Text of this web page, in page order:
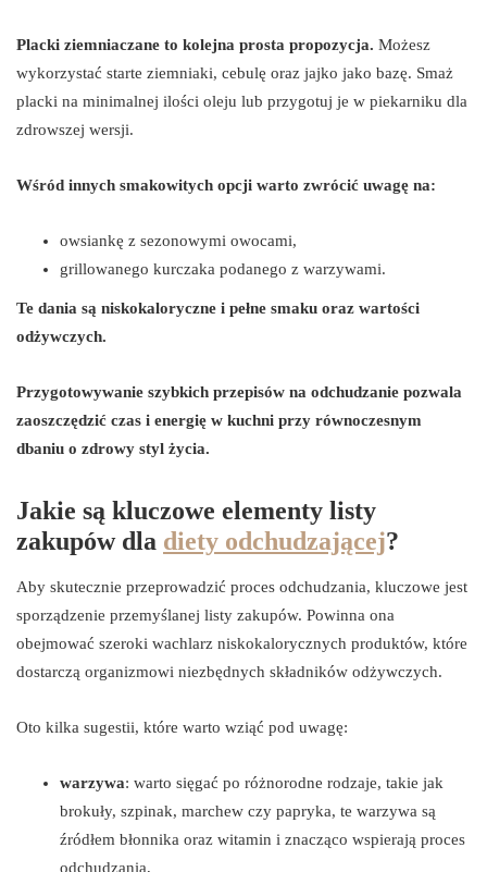
Placki ziemniaczane to kolejna prosta propozycja. Możesz
wykorzystać starte ziemniaki, cebulę oraz jajko jako bazę. Smaż
placki na minimalnej ilości oleju lub przygotuj je w piekarniku dla
zdrowszej wersji.
Wśród innych smakowitych opcji warto zwrócić uwagę na:
owsiankę z sezonowymi owocami,
grillowanego kurczaka podanego z warzywami.
Te dania są niskokaloryczne i pełne smaku oraz wartości
odżywczych.
Przygotowywanie szybkich przepisów na odchudzanie pozwala
zaoszczędzić czas i energię w kuchni przy równoczesnym
dbaniu o zdrowy styl życia.
Jakie są kluczowe elementy listy
zakupów dla diety odchudzającej?
Aby skutecznie przeprowadzić proces odchudzania, kluczowe jest
sporządzenie przemyślanej listy zakupów. Powinna ona
obejmować szeroki wachlarz niskokalorycznych produktów, które
dostarczą organizmowi niezbędnych składników odżywczych.
Oto kilka sugestii, które warto wziąć pod uwagę:
warzywa: warto sięgać po różnorodne rodzaje, takie jak
brokuły, szpinak, marchew czy papryka, te warzywa są
źródłem błonnika oraz witamin i znacząco wspierają proces
odchudzania,